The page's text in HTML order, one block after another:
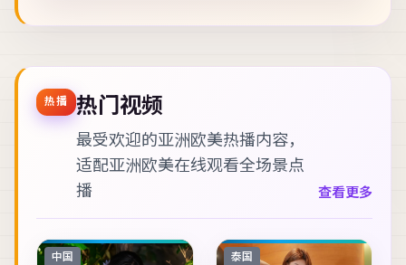
热播 热门视频
最受欢迎的亚洲欧美热播内容，
适配亚洲欧美在线观看全场景点
播
查看更多
中国 泰国